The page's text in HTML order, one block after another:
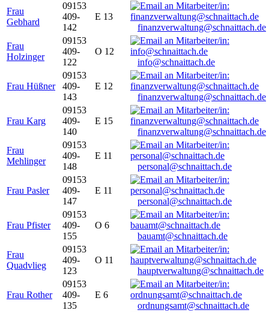
Frau
Gebhard
09153
409-
142
E 13
finanzverwaltung@schnaittach.de
Frau
Holzinger
09153
409-
122
O 12
info@schnaittach.de
Frau Hüßner
09153
409-
143
E 12
finanzverwaltung@schnaittach.de
Frau Karg
09153
409-
140
E 15
finanzverwaltung@schnaittach.de
Frau
Mehlinger
09153
409-
148
E 11
personal@schnaittach.de
Frau Pasler
09153
409-
147
E 11
personal@schnaittach.de
Frau Pfister
09153
409-
155
O 6
bauamt@schnaittach.de
Frau
Quadvlieg
09153
409-
123
O 11
hauptverwaltung@schnaittach.de
Frau Rother
09153
409-
135
E 6
ordnungsamt@schnaittach.de